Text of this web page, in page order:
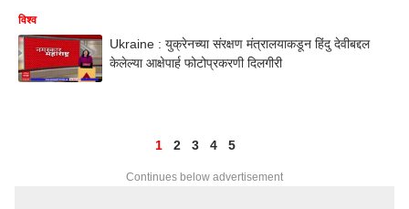
विश्व
Ukraine : युक्रेनच्या संरक्षण मंत्रालयाकडून हिंदु देवीबद्दल
केलेल्या आक्षेपार्ह फोटोप्रकरणी दिलगीरी
1 2 3 4 5
Continues below advertisement